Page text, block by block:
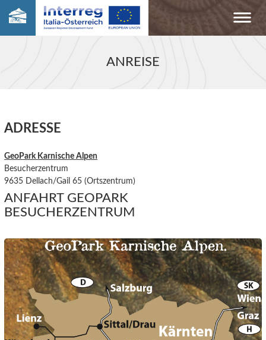
ANREISE
ADRESSE
GeoPark Karnische Alpen
Besucherzentrum
9635 Dellach/Gail 65 (Ortszentrum)
ANFAHRT GEOPARK
BESUCHERZENTRUM